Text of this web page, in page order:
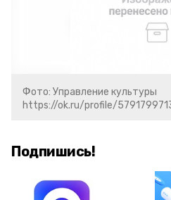
Фото: Управление культуры
https://ok.ru/profile/
Подпишись!